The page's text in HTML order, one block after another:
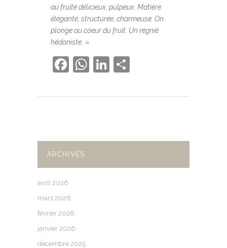
au fruité délicieux, pulpeux. Matière
élégante, structurée, charmeuse. On
plonge au coeur du fruit. Un régnié
hédoniste . »
Facebook
WhatsApp
LinkedIn
ARCHIVES
avril 2026
mars 2026
février 2026
janvier 2026
décembre 2025